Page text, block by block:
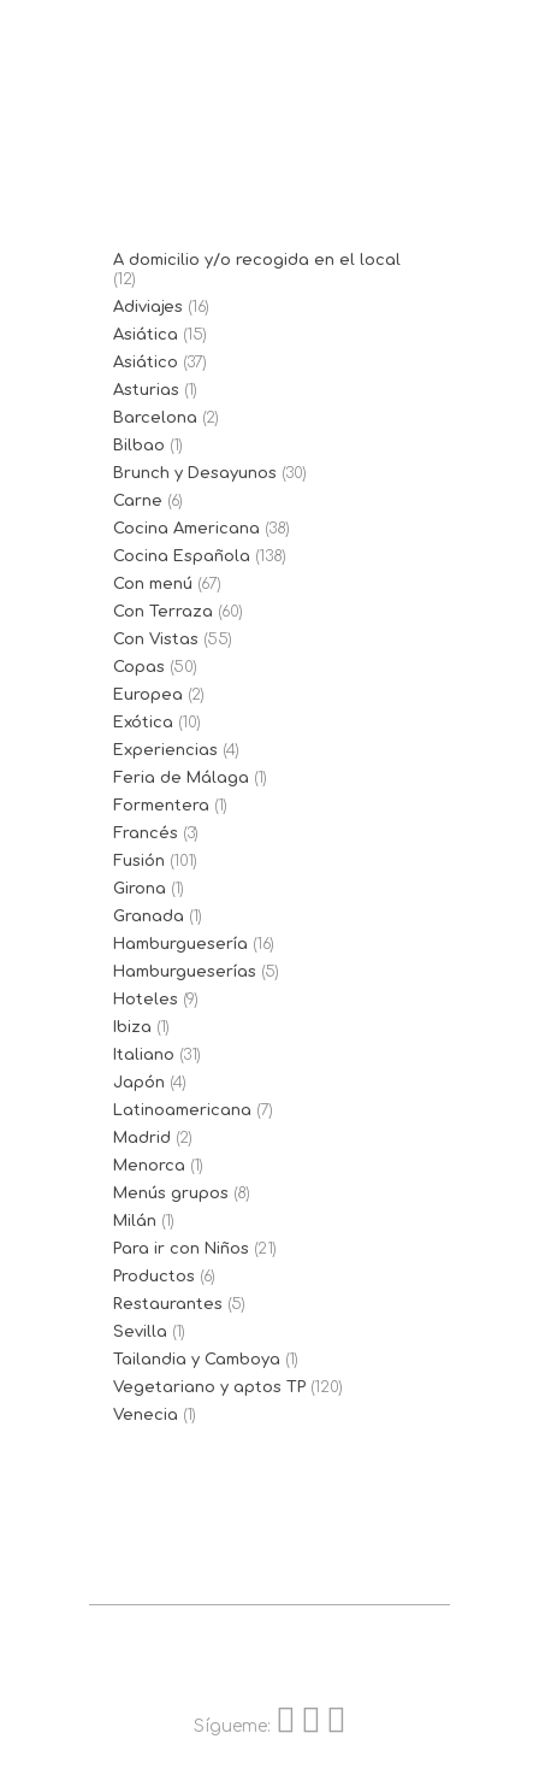
A domicilio y/o recogida en el local
(12)
Adiviajes (16)
Asiática (15)
Asiático (37)
Asturias (1)
Barcelona (2)
Bilbao (1)
Brunch y Desayunos (30)
Carne (6)
Cocina Americana (38)
Cocina Española (138)
Con menú (67)
Con Terraza (60)
Con Vistas (55)
Copas (50)
Europea (2)
Exótica (10)
Experiencias (4)
Feria de Málaga (1)
Formentera (1)
Francés (3)
Fusión (101)
Girona (1)
Granada (1)
Hamburguesería (16)
Hamburgueserías (5)
Hoteles (9)
Ibiza (1)
Italiano (31)
Japón (4)
Latinoamericana (7)
Madrid (2)
Menorca (1)
Menús grupos (8)
Milán (1)
Para ir con Niños (21)
Productos (6)
Restaurantes (5)
Sevilla (1)
Tailandia y Camboya (1)
Vegetariano y aptos TP (120)
Venecia (1)
Sígueme: